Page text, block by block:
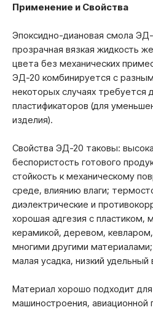
Применение и Свойства
Эпоксидно-диановая смола ЭД-
прозрачная вязкая жидкость
цвета без механических
ЭД-20 комбинируется с
некоторых случаях требуется
пластификаторов (для
изделия).
Свойства ЭД-20 таковы:
беспористость готового
стойкость к механическому
среде, влиянию влаги;
диэлектрические и
хорошая адгезия с пластиком,
керамикой, деревом,
многими другими
малая усадка, низкий удельный
Материал хорошо подходит
машиностроения,